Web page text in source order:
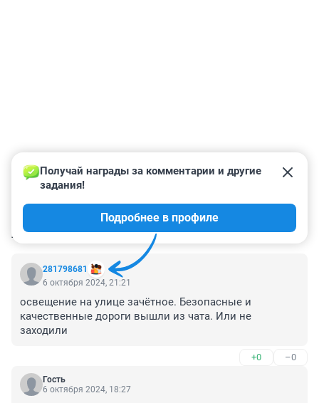
КОММЕНТАРИИ 33
281798681
Получай награды за комментарии и другие
задания!
Подробнее в профиле
6 октября 2024, 21:21
освещение на улице зачётное. Безопасные и
качественные дороги вышли из чата. Или не
заходили
+0 –0
Гость
6 октября 2024, 18:27